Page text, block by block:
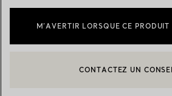
M’AVERTIR LORSQUE CE
CONTACTER UN CONSEILLER